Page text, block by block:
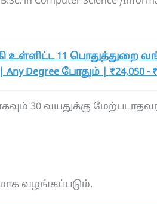
உள்ளிட்ட 11 பொதுத்துறை
Degree போதும் | ₹24,050 -
30 வயதுக்கு
வழங்கப்படும்.